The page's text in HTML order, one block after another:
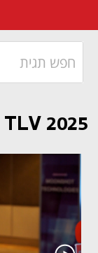
2025